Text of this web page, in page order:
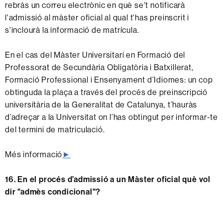
rebràs un correu electrònic en què se't notificarà
l'admissió al màster oficial al qual t'has preinscrit i
s'inclourà la informació de matrícula.
En el cas del Màster Universitari en Formació del
Professorat de Secundària Obligatòria i Batxillerat,
Formació Professional i Ensenyament d’Idiomes: un cop
obtinguda la plaça a través del procés de preinscripció
universitària de la Generalitat de Catalunya, t’hauràs
d’adreçar a la Universitat on l’has obtingut per informar-te
del termini de matriculació.
Més informació ►
16.En el procés d’admissió a un Màster oficial què vol
dir "admès condicional"?